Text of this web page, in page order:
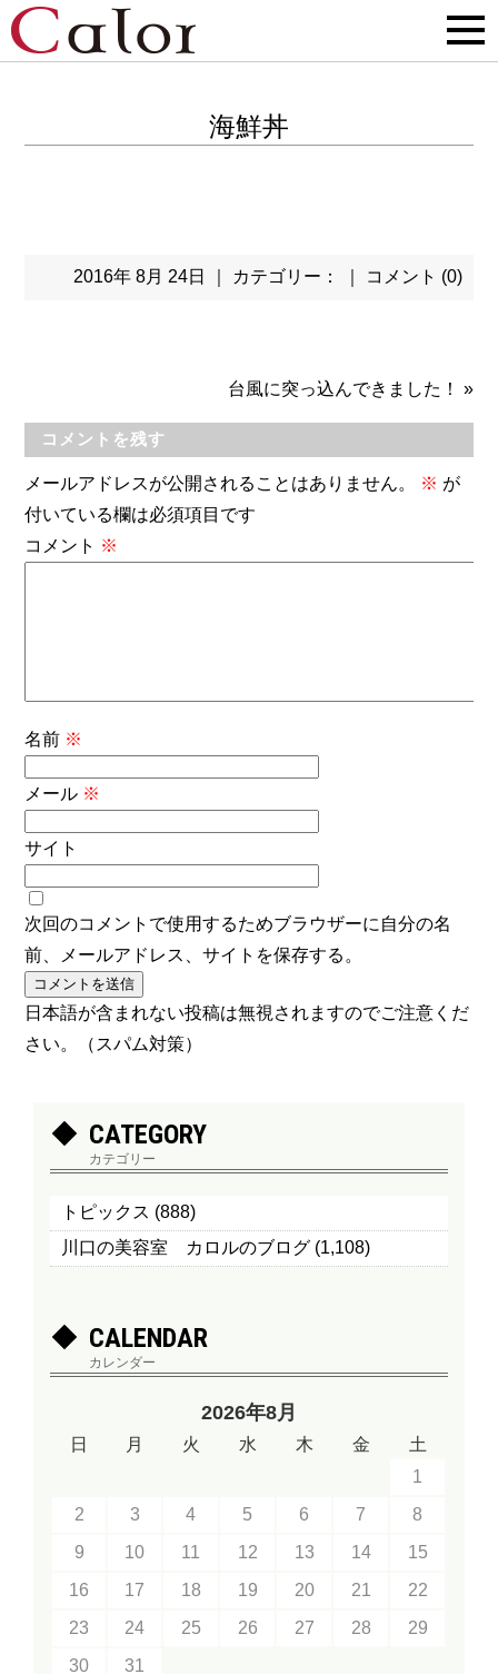
海鮮丼
2016年 8月 24日 ｜ カテゴリー： ｜ コメント (0)
台風に突っ込んできました！ »
コメントを残す
メールアドレスが公開されることはありません。 ※ が
付いている欄は必須項目です
コメント ※
名前 ※
メール ※
サイト
次回のコメントで使用するためブラウザーに自分の名
前、メールアドレス、サイトを保存する。
日本語が含まれない投稿は無視されますのでご注意くだ
さい。（スパム対策）
CATEGORY
カテゴリー
トピックス (888)
川口の美容室 カロルのブログ (1,108)
CALENDAR
カレンダー
2026年8月
日 月 火 水 木 金
土
1
2
3 4 5 6 7
8
9
10 11 12 13 14
15
16
17 18 19 20 21
22
23
24 25 26 27 28
29
30
31